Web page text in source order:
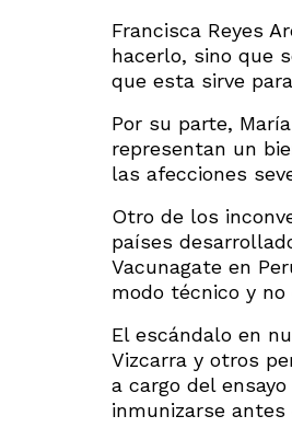
Francisca Reyes
hacerlo, sino que
que esta sirve
Por su parte,
representan un
las afecciones
Otro de los
países
Vacunagate en
modo técnico y
El escándalo en
Vizcarra y otros
a cargo del
inmunizarse